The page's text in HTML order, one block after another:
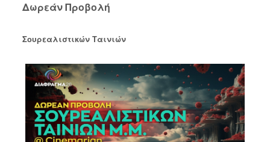
Δωρεάν Προβολή
Σουρεαλιστικών Ταινιών